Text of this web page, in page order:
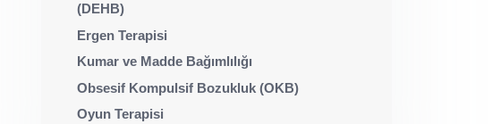
(DEHB)
Ergen Terapisi
Kumar ve Madde Bağımlılığı
Obsesif Kompulsif Bozukluk (OKB)
Oyun Terapisi